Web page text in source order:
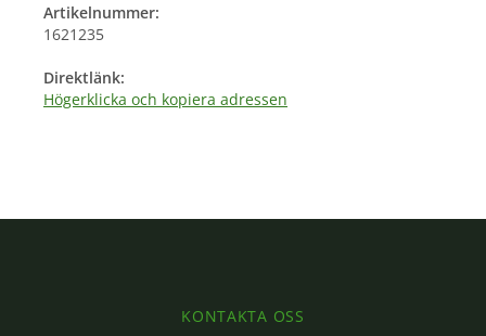
Artikelnummer:
1621235
Direktlänk:
Högerklicka och kopiera adressen
KONTAKTA OSS